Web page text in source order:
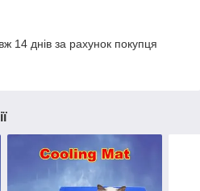
14 днів за рахунок покупця